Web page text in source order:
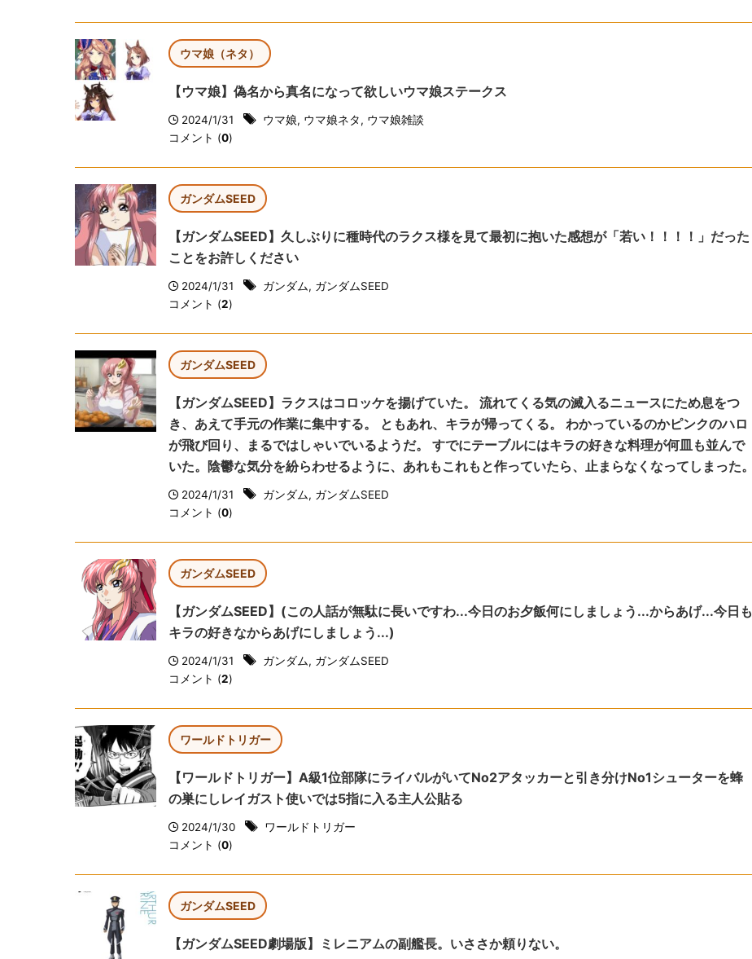
ウマ娘（ネタ）
【ウマ娘】偽名から真名になって欲しいウマ娘ステークス
2024/1/31 ウマ娘, ウマ娘ネタ, ウマ娘雑談
コメント (0)
ガンダムSEED
【ガンダムSEED】久しぶりに種時代のラクス様を見て最初に抱いた感想が「若い！！！！」だった
ことをお許しください
2024/1/31 ガンダム, ガンダムSEED
コメント (2)
ガンダムSEED
【ガンダムSEED】ラクスはコロッケを揚げていた。 流れてくる気の滅入るニュースにため息をつ
き、あえて手元の作業に集中する。 ともあれ、キラが帰ってくる。 わかっているのかピンクのハロ
が飛び回り、まるではしゃいでいるようだ。 すでにテーブルにはキラの好きな料理が何皿も並んで
いた。陰鬱な気分を紛らわせるように、あれもこれもと作っていたら、止まらなくなってしまった。
2024/1/31 ガンダム, ガンダムSEED
コメント (0)
ガンダムSEED
【ガンダムSEED】(この人話が無駄に長いですわ...今日のお夕飯何にしましょう...からあげ...今日も
キラの好きなからあげにしましょう...)
2024/1/31 ガンダム, ガンダムSEED
コメント (2)
ワールドトリガー
【ワールドトリガー】A級1位部隊にライバルがいてNo2アタッカーと引き分けNo1シューターを蜂
の巣にしレイガスト使いでは5指に入る主人公貼る
2024/1/30
ワールドトリガー
コメント (0)
ガンダムSEED
【ガンダムSEED劇場版】ミレニアムの副艦長。いささか頼りない。